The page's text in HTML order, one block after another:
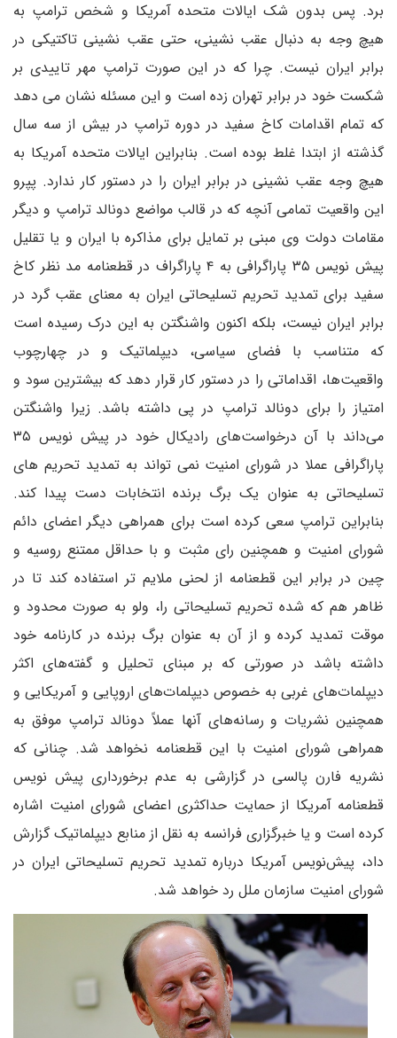
برد. پس بدون شک ایالات متحده آمریکا و شخص ترامپ به
هیچ وجه به دنبال عقب نشینی، حتی عقب نشینی تاکتیکی در
برابر ایران نیست. چرا که در این صورت ترامپ مهر تاییدی بر
شکست خود در برابر تهران زده است و این مسئله نشان می دهد
که تمام اقدامات کاخ سفید در دوره ترامپ در بیش از سه سال
گذشته از ابتدا غلط بوده است. بنابراین ایالات متحده آمریکا به
هیچ وجه عقب نشینی در برابر ایران را در دستور کار ندارد. پپرو
این واقعیت تمامی آنچه که در قالب مواضع دونالد ترامپ و دیگر
مقامات دولت وی مبنی بر تمایل برای مذاکره با ایران و یا تقلیل
پیش نویس ۳۵ پاراگرافی به ۴ پاراگراف در قطعنامه مد نظر کاخ
سفید برای تمدید تحریم تسلیحاتی ایران به معنای عقب گرد در
برابر ایران نیست، بلکه اکنون واشنگتن به این درک رسیده است
که متناسب با فضای سیاسی، دیپلماتیک و در چهارچوب
واقعیت‌ها، اقداماتی را در دستور کار قرار دهد که بیشترین سود و
امتیاز را برای دونالد ترامپ در پی داشته باشد. زیرا واشنگتن
می‌داند با آن درخواست‌های رادیکال خود در پیش نویس ۳۵
پاراگرافی عملا در شورای امنیت نمی تواند به تمدید تحریم های
تسلیحاتی به عنوان یک برگ برنده انتخابات دست پیدا کند.
بنابراین ترامپ سعی کرده است برای همراهی دیگر اعضای دائم
شورای امنیت و همچنین رای مثبت و با حداقل ممتنع روسیه و
چین در برابر این قطعنامه از لحنی ملایم تر استفاده کند تا در
ظاهر هم که شده تحریم تسلیحاتی را، ولو به صورت محدود و
موقت تمدید کرده و از آن به عنوان برگ برنده در کارنامه خود
داشته باشد در صورتی که بر مبنای تحلیل و گفته‌های اکثر
دیپلمات‌های غربی به خصوص دیپلمات‌های اروپایی و آمریکایی و
همچنین نشریات و رسانه‌های آنها عملاً دونالد ترامپ موفق به
همراهی شورای امنیت با این قطعنامه نخواهد شد. چنانی که
نشریه فارن پالسی در گزارشی به عدم برخورداری پیش نویس
قطعنامه آمریکا از حمایت حداکثری اعضای شورای امنیت اشاره
کرده است و یا خبرگزاری فرانسه به نقل از منابع دیپلماتیک گزارش
داد، پیش‌نویس آمریکا درباره تمدید تحریم تسلیحاتی ایران در
شورای امنیت سازمان ملل رد خواهد شد.